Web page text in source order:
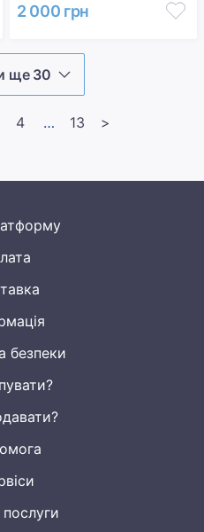
2 000 грн
ще 30
4 >> 13 >
безпеки
послуги